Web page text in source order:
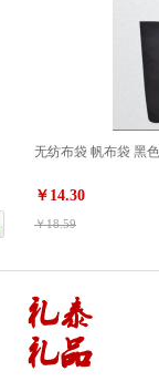
无纺布袋 帆布袋 黑
￥14.30
￥18.59